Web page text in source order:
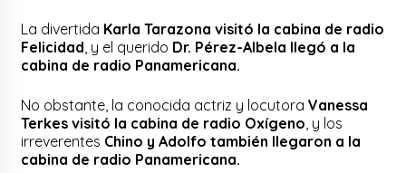
La divertida Karla Tarazona visitó la cabina de radio
Felicidad, y el querido Dr. Pérez-Albela llegó a la
cabina de radio Panamericana.
No obstante, la conocida actriz y locutoraVanessa
Terkes visitó la cabina de radio Oxígeno, y los
irreverentes Chino y Adolfo también llegaron a la
cabina de radio Panamericana.